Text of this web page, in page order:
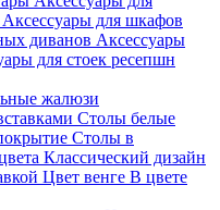
Аксессуары для шкафов
диванов Аксессуары
для стоек ресепшн
жалюзи
Столы белые
Столы в
Классический дизайн
Цвет венге В цвете